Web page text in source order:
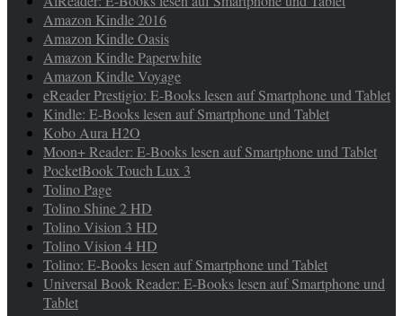
Amazon Kindle 2016
Amazon Kindle Oasis
Amazon Kindle Paperwhite
Amazon Kindle Voyage
eReader Prestigio: E-Books lesen auf Smartphone und Tablet
Kindle: E-Books lesen auf Smartphone und Tablet
Kobo Aura H2O
Moon+ Reader: E-Books lesen auf Smartphone und Tablet
PocketBook Touch Lux 3
Tolino Page
Tolino Shine 2 HD
Tolino Vision 3 HD
Tolino Vision 4 HD
Tolino: E-Books lesen auf Smartphone und Tablet
Universal Book Reader: E-Books lesen auf Smartphone und
Tablet